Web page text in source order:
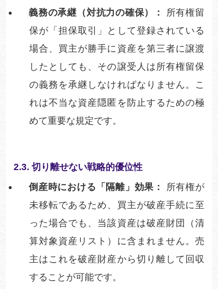
義務の承継（対抗力の確保）：
所有権留
保が「担保取引」として登録されている
場合、買主が勝手に資産を第三者に譲渡
したとしても、その譲受人は所有権留保
の義務を承継しなければなりません。こ
れは不当な資産隠匿を防止するための極
めて重要な規定です。
2.3. 切り離せない戦略的優位性
倒産時における「隔離」効果：
所有権が
未移転であるため、買主が破産手続に至
った場合でも、当該資産は破産財団（清
算対象資産リスト）に含まれません。売
主はこれを破産財産から切り離して回収
することが可能です。